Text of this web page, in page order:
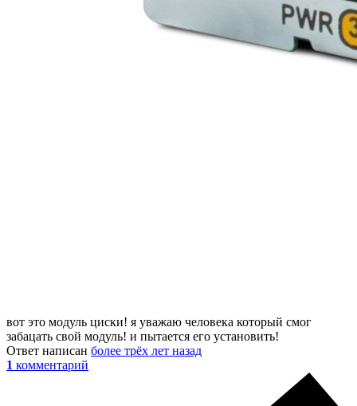
вот это модуль циски! я уважаю человека который смог
забацать свой модуль! и пытается его установить!
Ответ написан более трёх лет назад
1 комментарий